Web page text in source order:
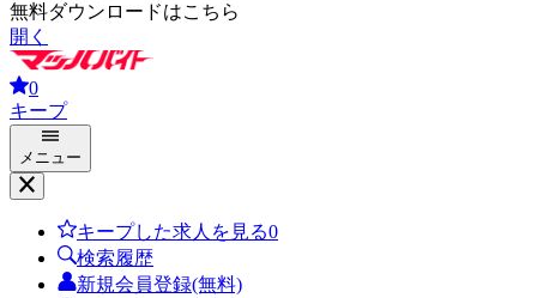
無料ダウンロードはこちら
開く
0
キープ
メニュー
キープした求人を見る0
検索履歴
新規会員登録(無料)